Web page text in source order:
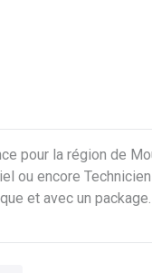
pour la région de
et avec un package
des